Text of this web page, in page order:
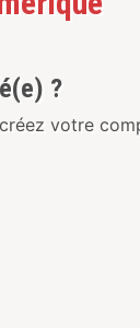
?
votre